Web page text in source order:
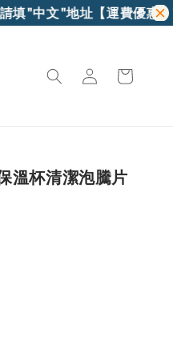
"中文"地址【運費優惠】
溫杯清潔泡騰片